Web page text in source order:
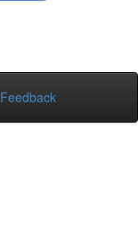
Feedback